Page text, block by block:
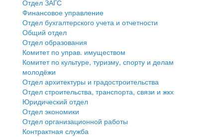
Государственные услуги
Промышленность и АПК
Экономика и бизнес
Символика
Устав
Гостям округа
Туризм
Культура
Образование
Здравоохранение
муниципального округа Тверской области
Администрация Кашинского муниципального округа
Тверской области
Управление сельскими территориями
Открытые данные
Работа с обращениями граждан
Муниципальный контроль
Финансовое управление
Бюджет для граждан
Имущество
Выявление правообладателей ранее учтенных
объектов недвижимости
Имущественная поддержка субъектов малого и
среднего предпринимательства
Отдел ЗАГС
Финансовое управление
Отдел бухгалтерского учета и отчетности
Общий отдел
Отдел образования
Комитет по управ. имуществом
Комитет по культуре, туризму, спорту и делам
молодёжи
Отдел архитектуры и градостроительства
Отдел строительства, транспорта, связи и жкх
Юридический отдел
Отдел экономики
Отдел организационной работы
Контрактная служба